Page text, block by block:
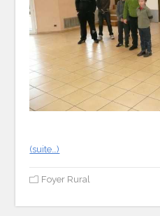
(suite…)
Foyer Rural